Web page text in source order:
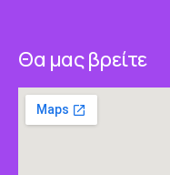
Θα μας βρείτε